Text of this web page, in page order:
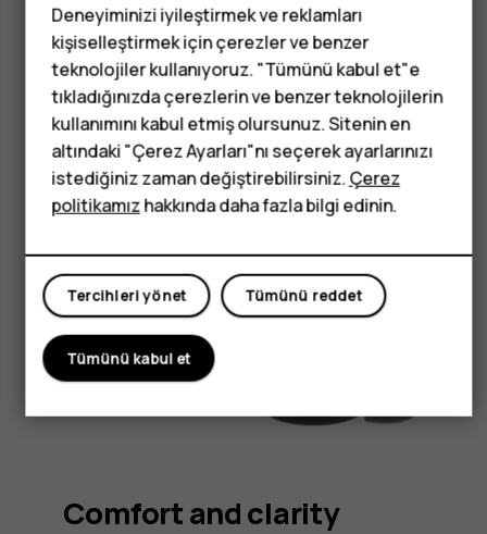
Tuşlu telefonlar
Çocuklar için
telefonlar
Comfort and clarity
Deneyiminizi iyileştirmek ve reklamları
kişiselleştirmek için çerezler ve benzer
teknolojiler kullanıyoruz. "Tümünü kabul et"e
tıkladığınızda çerezlerin ve benzer teknolojilerin
kullanımını kabul etmiş olursunuz. Sitenin en
altındaki "Çerez Ayarları"nı seçerek ayarlarınızı
istediğiniz zaman değiştirebilirsiniz.Çerez
politikamızhakkında daha fazla bilgi edinin.
Tümünü reddet
Tercihleri yönet
Tümünü kabul et